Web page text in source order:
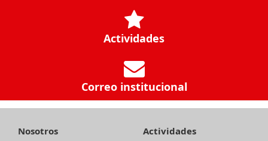
Actividades
Correo institucional
Nosotros Actividades